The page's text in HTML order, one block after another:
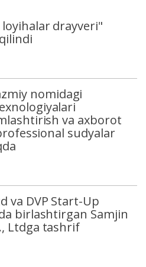
drayveri"
nomidagi
va axborot
sudyalar
va DVP Start-Up
birlashtirgan Samjin
Ltdga tashrif